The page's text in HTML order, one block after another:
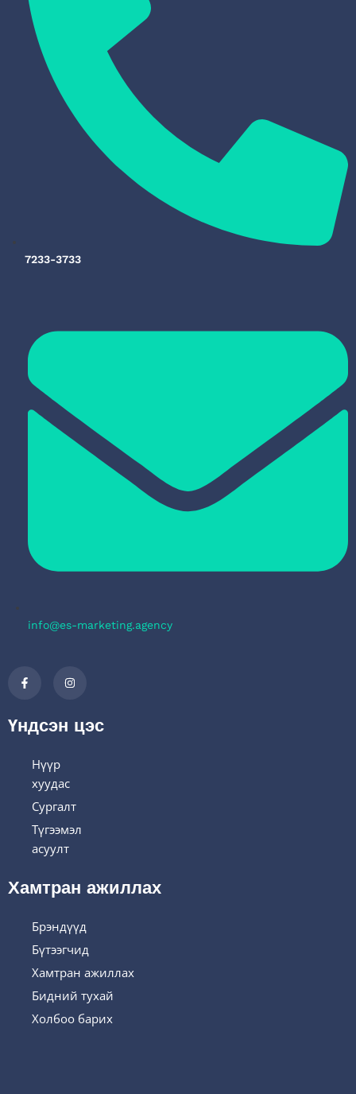
7233-3733
info@es-marketing.agency
Үндсэн цэс
Нүүр
хуудас
Сургалт
Түгээмэл
асуулт
Хамтран ажиллах
Брэндүүд
Бүтээгчид
Хамтран ажиллах
Бидний тухай
Холбоо барих